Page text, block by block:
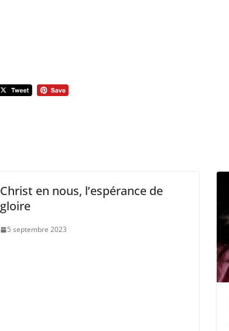
Christ en nous, l’espérance de
gloire
5 septembre 2023